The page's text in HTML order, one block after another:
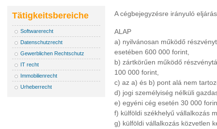
Tätigkeitsbereiche
Softwarerecht
Datenschutzrecht
Gewerblichen Rechtschutz
IT recht
Immobilienrecht
Urheberrecht
A cégbejegyzésre irányuló
ALAP
a) nyilvánosan működő
esetében 600 000 forint,
b) zártkörűen működő
100 000 forint,
c) az a) és b) pont alá nem
d) jogi személyiség nélküli
e) egyéni cég esetén 30 000
f) külföldi székhelyű vállalkozás
g) külföldi vállalkozás közvetlen